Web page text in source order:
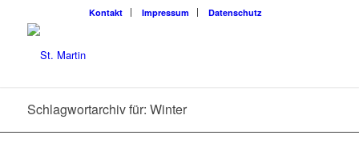
Kon­takt Impres­sum Daten­schutz
Schlagwortarchiv für: Winter